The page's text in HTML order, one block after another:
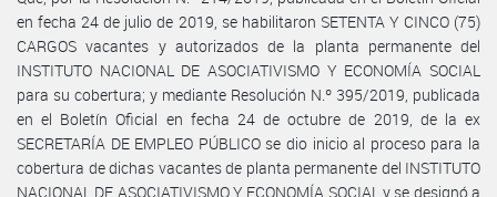
en fecha 24 de julio de 2019, se habilitaron SETENTA Y CINCO (75)
CARGOS vacantes y autorizados de la planta permanente del
INSTITUTO NACIONAL DE ASOCIATIVISMO Y ECONOMÍA SOCIAL
para su cobertura; y mediante Resolución N.º 395/2019, publicada
en el Boletín Oficial en fecha 24 de octubre de 2019, de la ex
SECRETARÍA DE EMPLEO PÚBLICO se dio inicio al proceso para la
cobertura de dichas vacantes de planta permanente del INSTITUTO
NACIONAL DE ASOCIATIVISMO Y ECONOMÍA SOCIAL y se designó a